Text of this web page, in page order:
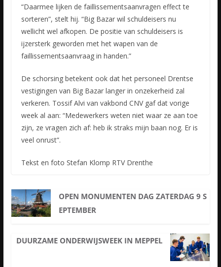
“Daarmee lijken de faillissementsaanvragen effect te
sorteren”, stelt hij. “Big Bazar wil schuldeisers nu
wellicht wel afkopen. De positie van schuldeisers is
ijzersterk geworden met het wapen van de
faillissementsaanvraag in handen.”
De schorsing betekent ook dat het personeel Drentse
vestigingen van Big Bazar langer in onzekerheid zal
verkeren. Tossif Alvi van vakbond CNV gaf dat vorige
week al aan: “Medewerkers weten niet waar ze aan toe
zijn, ze vragen zich af: heb ik straks mijn baan nog. Er is
veel onrust”.
Tekst en foto Stefan Klomp RTV Drenthe
OPEN MONUMENTEN DAG ZATERDAG 9 S
EPTEMBER
DUURZAME ONDERWIJSWEEK IN MEPPEL